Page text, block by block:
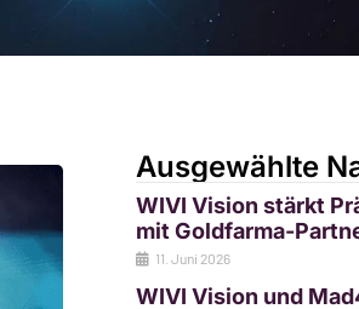
Ausgewählte
WIVI Vision stärkt
mit Goldfarma-
11. Juni 2026
WIVI Vision und